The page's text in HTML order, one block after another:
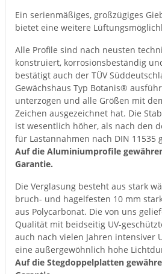
Ein serienmäßiges, großzügiges
bietet eine weitere
Alle Profile sind nach neusten
konstruiert, korrosionsbeständig
bestätigt auch der TÜV
Gewächshaus Typ Botanis®
unterzogen und alle Größen mit
Zeichen ausgezeichnet hat. Die
ist wesentlich höher, als nach den
für Lastannahmen nach DIN 11535
Auf die Aluminiumprofile
Garantie.
Die Verglasung besteht aus stark
bruch- und hagelfesten 10 mm
aus Polycarbonat. Die von uns
Qualität mit beidseitig UV-
auch nach vielen Jahren intensiver
eine außergewöhnlich hohe
Auf die Stegdoppelplatten